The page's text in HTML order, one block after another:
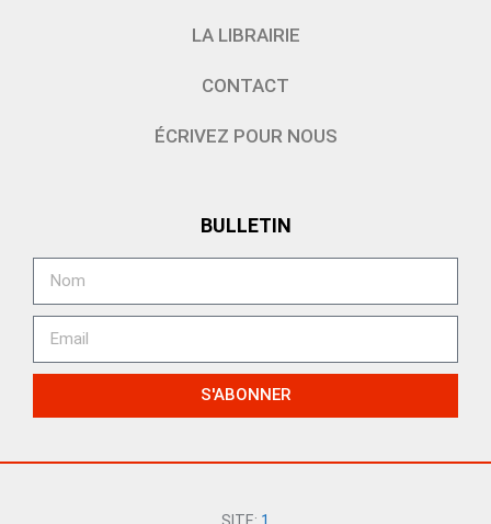
LA LIBRAIRIE
CONTACT
ÉCRIVEZ POUR NOUS
BULLETIN
S'ABONNER
SITE: 1